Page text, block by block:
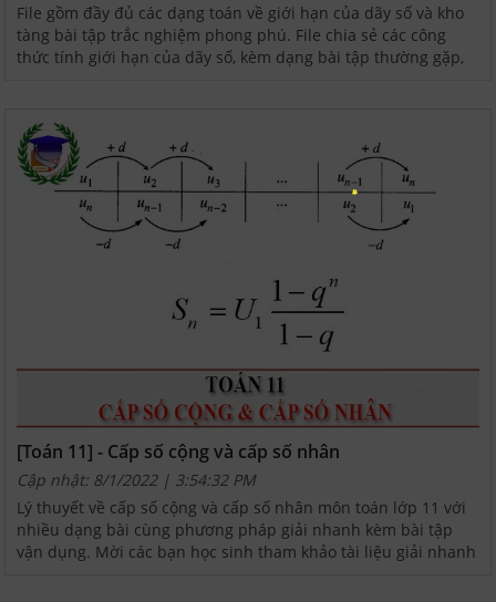
File gồm đầy đủ các dạng toán về giới hạn của dãy số và kho
tàng bài tập trắc nghiệm phong phú. File chia sẻ các công
thức tính giới hạn của dãy số, kèm dạng bài tập thường gặp,
[Toán 11] - Cấp số cộng và cấp số nhân
Cập nhật: 8/1/2022 | 3:54:32 PM
Lý thuyết về cấp số cộng và cấp số nhân môn toán lớp 11 với
nhiều dạng bài cùng phương pháp giải nhanh kèm bài tập
vận dụng. Mời các bạn học sinh tham khảo tài liệu giải nhanh